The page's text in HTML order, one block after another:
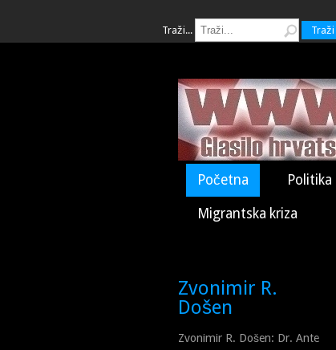
Traži... Traži
Početna Politika
Migrantska kriza
Zvonimir R.
Došen
Zvonimir R. Došen: Dr. Ante